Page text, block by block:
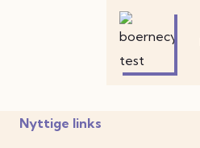
Nyttige links